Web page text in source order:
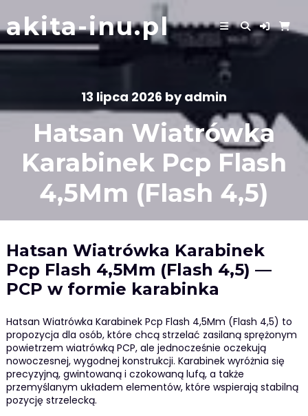
to
content
akita-inu.pl
13 lipca 2026 byadmin
Hatsan Wiatrówka
Karabinek Pcp Flash
4,5Mm (Flash 4,5)
Hatsan Wiatrówka Karabinek
Pcp Flash 4,5Mm (Flash 4,5) —
PCP w formie karabinka
Hatsan Wiatrówka Karabinek Pcp Flash 4,5Mm (Flash 4,5) to
propozycja dla osób, które chcą strzelać zasilaną sprężonym
powietrzem wiatrówką PCP, ale jednocześnie oczekują
nowoczesnej, wygodnej konstrukcji. Karabinek wyróżnia się
precyzyjną, gwintowaną i czokowaną lufą, a także
przemyślanym układem elementów, które wspierają stabilną
pozycję strzelecką.